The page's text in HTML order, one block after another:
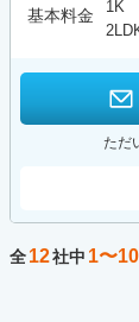
基本料金 1K
ただ
全12社中 1〜10